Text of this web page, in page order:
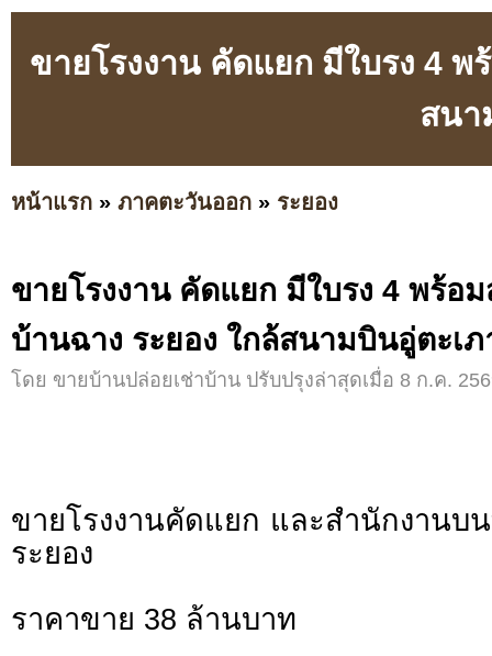
ขายโรงงาน คัดแยก มีใบรง 4
สนา
หน้าแรก » ภาคตะวันออก » ระยอง
ขายโรงงาน คัดแยก มีใบรง 4 พร้อ
บ้านฉาง ระยอง ใกล้สนามบินอู่ตะเภ
โดย ขายบ้านปล่อยเช่าบ้าน ปรับปรุงล่าสุดเมื่อ 8 ก.ค.
ขายโรงงานคัดแยก และสำนักงานบ
ระยอง
ราคาขาย 38 ล้านบาท